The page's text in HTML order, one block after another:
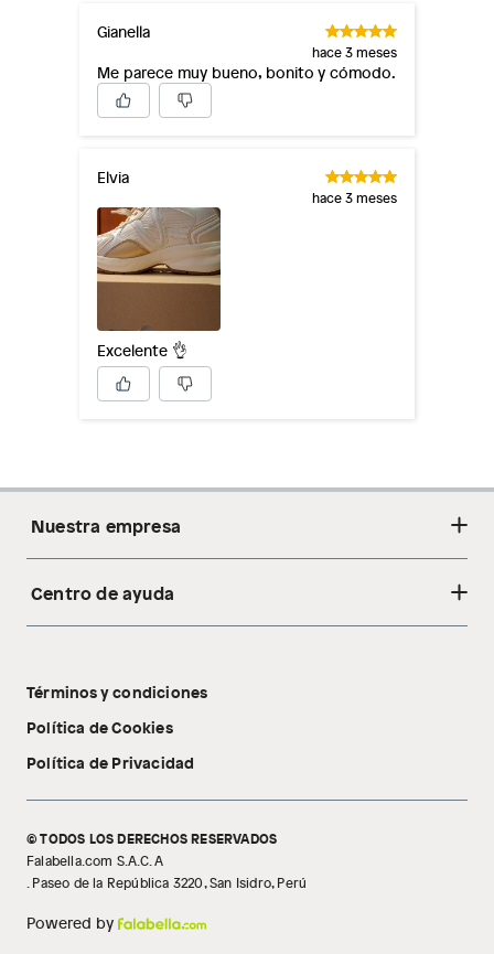
Gianella
hace 3 meses
Me parece muy bueno, bonito y cómodo.
Elvia
hace 3 meses
Excelente 👌
Nuestra empresa
Acerca de nosotros
Tecnología Pillow Walk
Centro de ayuda
Libro de reclamaciones
Términos y condiciones
Política de Cookies
Política de Privacidad
© TODOS LOS DERECHOS RESERVADOS
Falabella.com S.A.C. A
. Paseo de la República 3220, San Isidro, Perú
Powered by